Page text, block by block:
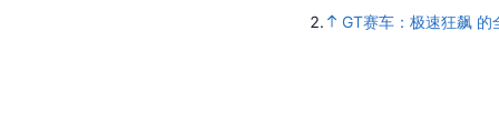
2.
GT赛车：极速狂飙 的